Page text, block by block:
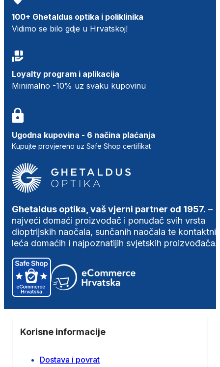
100+ Ghetaldus optika i poliklinika
Vidimo se bilo gdje u Hrvatskoj!
Loyalty program i aplikacija
Minimalno -10% uz svaku kupovinu
Ugodna kupovina - 6 načina plaćanja
Kupujte provjereno uz Safe Shop certifikat
Ghetaldus optika, vaš vjerni partner od 1957. –
najveći domaći proizvođač i ponuđač svih vrsta
dioptrijskih naočala, sunčanih naočala te
leća domaćih i najpoznatijih svjetskih proizvođača.
Korisne informacije
Dostava i povrat